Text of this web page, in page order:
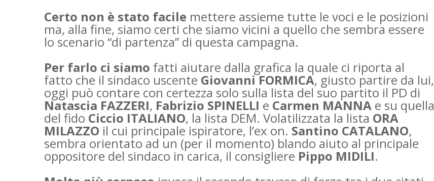
Certo non è stato facile mettere assieme tutte le voci e le posizioni
ma, alla fine, siamo certi che siamo vicini a quello che sembra essere
lo scenario “di partenza” di questa campagna.
Per farlo ci siamo fatti aiutare dalla grafica la quale ci riporta al
fatto che il sindaco uscente Giovanni FORMICA, giusto partire da lui,
oggi può contare con certezza solo sulla lista del suo partito il PD di
Natascia FAZZERI, Fabrizio SPINELLI e Carmen MANNA e su quella
del fido Ciccio ITALIANO, la lista DEM. Volatilizzata la lista ORA
MILAZZO il cui principale ispiratore, l’ex on. Santino CATALANO,
sembra orientato ad un (per il momento) blando aiuto al principale
oppositore del sindaco in carica, il consigliere Pippo MIDILI.